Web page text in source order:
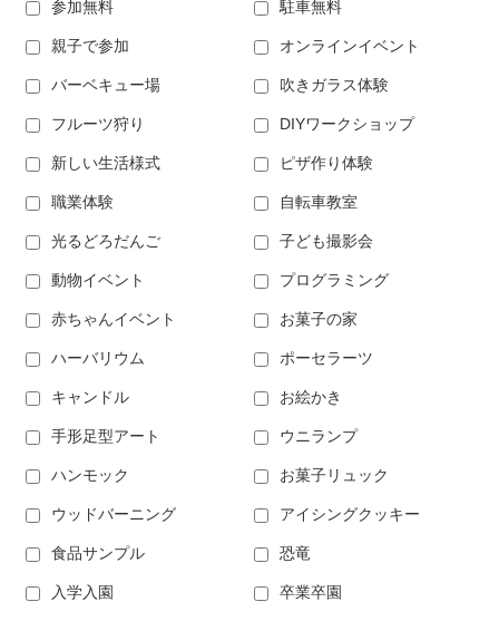
参加無料 駐車無料
親子で参加 オンラインイベント
バーベキュー場 吹きガラス体験
フルーツ狩り DIYワークショップ
新しい生活様式 ピザ作り体験
職業体験 自転車教室
光るどろだんご 子ども撮影会
動物イベント プログラミング
赤ちゃんイベント お菓子の家
ハーバリウム ポーセラーツ
キャンドル お絵かき
手形足型アート ウニランプ
ハンモック お菓子リュック
ウッドバーニング アイシングクッキー
食品サンプル 恐竜
入学入園 卒業卒園